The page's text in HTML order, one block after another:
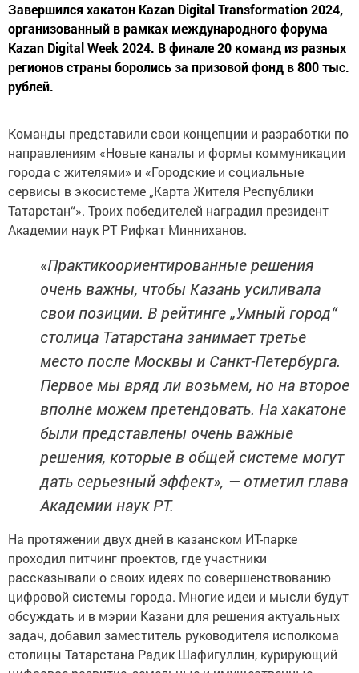
Завершился хакатон Kazan Digital Transformation 2024,
организованный в рамках международного форума
Kazan Digital Week 2024. В финале 20 команд из разных
регионов страны боролись за призовой фонд в 800 тыс.
рублей.
Команды представили свои концепции и разработки по
направлениям «Новые каналы и формы коммуникации
города с жителями» и «Городские и социальные
сервисы в экосистеме „Карта Жителя Республики
Татарстан“». Троих победителей наградил президент
Академии наук РТ Рифкат Минниханов.
«Практикоориентированные решения
очень важны, чтобы Казань усиливала
свои позиции. В рейтинге „Умный город“
столица Татарстана занимает третье
место после Москвы и Санкт-Петербурга.
Первое мы вряд ли возьмем, но на второе
вполне можем претендовать. На хакатоне
были представлены очень важные
решения, которые в общей системе могут
дать серьезный эффект», — отметил глава
Академии наук РТ.
На протяжении двух дней в казанском ИТ-парке
проходил питчинг проектов, где участники
рассказывали о своих идеях по совершенствованию
цифровой системы города. Многие идеи и мысли будут
обсуждать и в мэрии Казани для решения актуальных
задач, добавил заместитель руководителя исполкома
столицы Татарстана Радик Шафигуллин, курирующий